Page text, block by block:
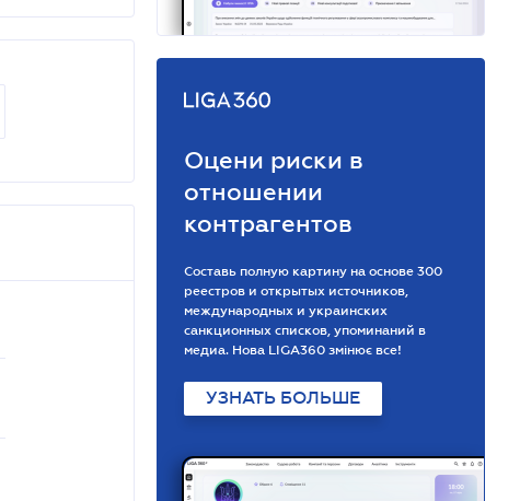
Оцени риски в
отношении
контрагентов
Составь полную картину на основе 300
реестров и открытых источников,
международных и украинских
санкционных списков, упоминаний в
медиа. Нова LIGA360 змінює все!
УЗНАТЬ БОЛЬШЕ